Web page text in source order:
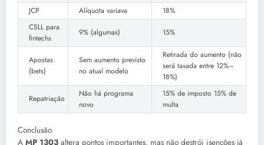
JCP Alíquota variava
18%
CSLL para
fintechs
9% (algumas) 15%
Apostas
(bets)
Sem aumento previsto
no atual modelo
Retirada do aumento (não
será taxada entre 12%–
18%)
Repatriação
Não há programa
novo
15% de imposto 15% de
multa
Conclusão
A MP 1303 altera pontos importantes, mas não destrói isenções já